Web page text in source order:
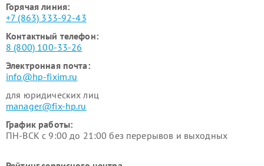
Горячая линия:
+7 (863) 333-92-43
Контактный телефон:
8 (800) 100-33-26
Электронная почта:
info@hp-fixim.ru
для юридических лиц
manager@fix-hp.ru
График работы:
ПН-ВСК с 9:00 до 21:00 без перерывов и выходных